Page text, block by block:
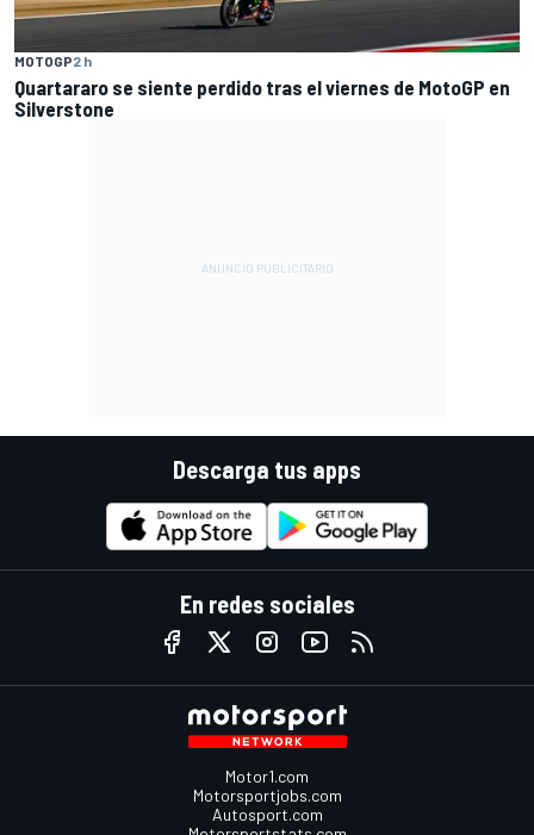
MOTOGP2 h
Quartararo se siente perdido tras el viernes de MotoGP en
Silverstone
Descarga tus apps
En redes sociales
Motor1.com
Motorsportjobs.com
Autosport.com